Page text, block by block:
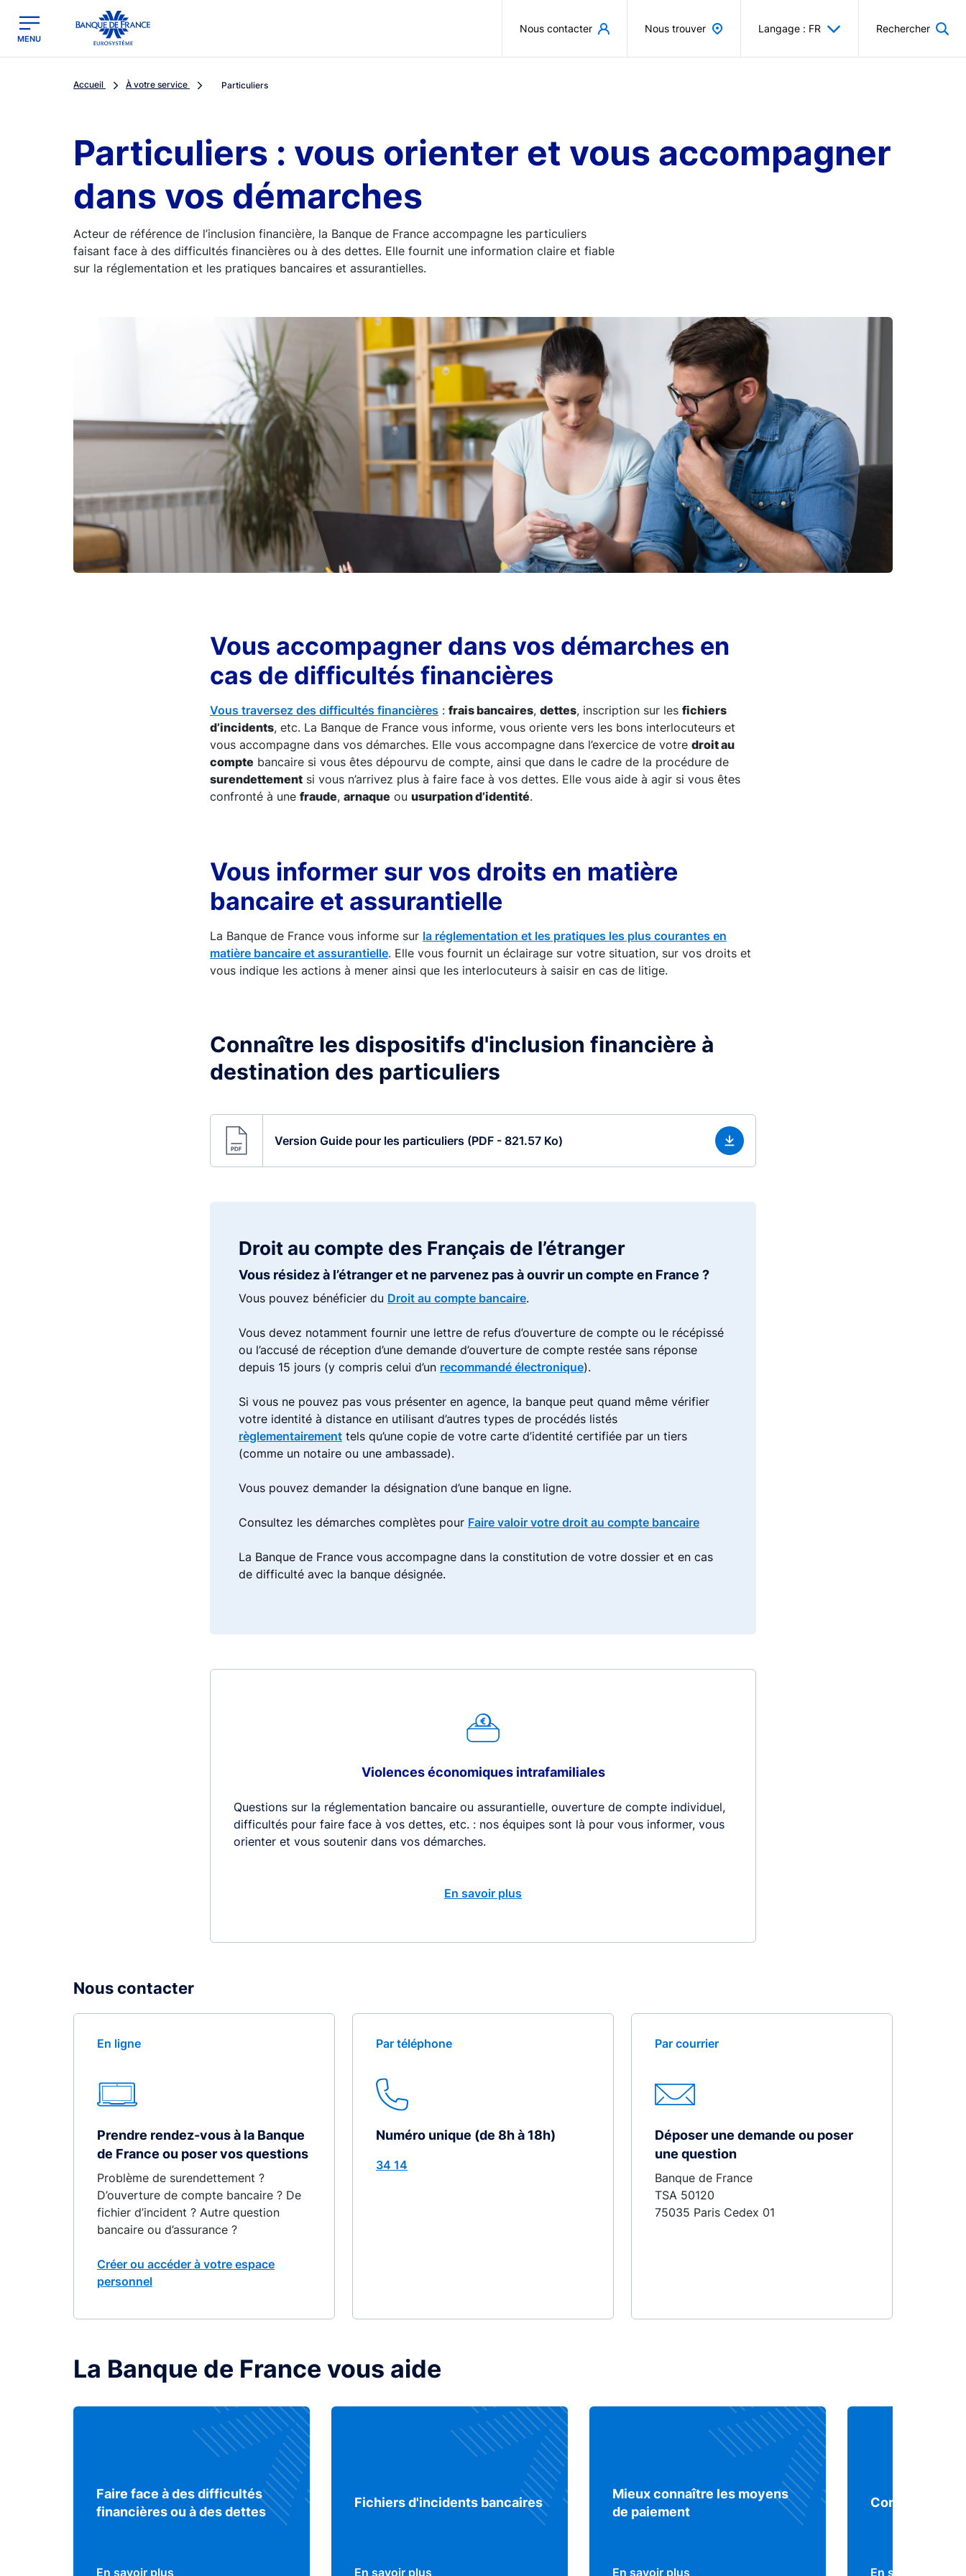
Banque de France - Menu Principal
MENU
Nous contacter Nous trouver Langage : FR Rechercher
Accueil À votre service Particuliers
Particuliers : vous orienter et vous accompagner
dans vos démarches
Acteur de référence de l’inclusion financière, la Banque de France accompagne les particuliers
faisant face à des difficultés financières ou à des dettes. Elle fournit une information claire et fiable
sur la réglementation et les pratiques bancaires et assurantielles.
Vous accompagner dans vos démarches en
cas de difficultés financières
Vous traversez des difficultés financières : frais bancaires, dettes, inscription sur les fichiers
d’incidents, etc. La Banque de France vous informe, vous oriente vers les bons interlocuteurs et
vous accompagne dans vos démarches. Elle vous accompagne dans l’exercice de votre droit au
compte bancaire si vous êtes dépourvu de compte, ainsi que dans le cadre de la procédure de
surendettement si vous n’arrivez plus à faire face à vos dettes. Elle vous aide à agir si vous êtes
confronté à une fraude, arnaque ou usurpation d’identité.
Vous informer sur vos droits en matière
bancaire et assurantielle
La Banque de France vous informe sur la réglementation et les pratiques les plus courantes en
matière bancaire et assurantielle. Elle vous fournit un éclairage sur votre situation, sur vos droits et
vous indique les actions à mener ainsi que les interlocuteurs à saisir en cas de litige.
Connaître les dispositifs d'inclusion financière à
destination des particuliers
Version Guide pour les particuliers (PDF - 821.57 Ko)
Droit au compte des Français de l’étranger
Vous résidez à l’étranger et ne parvenez pas à ouvrir un compte en France ?
Vous pouvez bénéficier du Droit au compte bancaire.
Vous devez notamment fournir une lettre de refus d’ouverture de compte ou le récépissé
ou l’accusé de réception d’une demande d’ouverture de compte restée sans réponse
depuis 15 jours (y compris celui d’un recommandé électronique).
Si vous ne pouvez pas vous présenter en agence, la banque peut quand même vérifier
votre identité à distance en utilisant d’autres types de procédés listés
règlementairement tels qu’une copie de votre carte d’identité certifiée par un tiers
(comme un notaire ou une ambassade).
Vous pouvez demander la désignation d’une banque en ligne.
Consultez les démarches complètes pour Faire valoir votre droit au compte bancaire
La Banque de France vous accompagne dans la constitution de votre dossier et en cas
de difficulté avec la banque désignée.
Violences économiques intrafamiliales
Questions sur la réglementation bancaire ou assurantielle, ouverture de compte individuel,
difficultés pour faire face à vos dettes, etc. : nos équipes sont là pour vous informer, vous
orienter et vous soutenir dans vos démarches.
En savoir plus
Nous contacter
En ligne
Prendre rendez-vous à la Banque
de France ou poser vos questions
Problème de surendettement ?
D’ouverture de compte bancaire ? De
fichier d’incident ? Autre question
bancaire ou d’assurance ?
Créer ou accéder à votre espace
personnel
Par téléphone
Numéro unique (de 8h à 18h)
34 14
Par courrier
Déposer une demande ou poser
une question
Banque de France
TSA 50120
75035 Paris Cedex 01
La Banque de France vous aide
Faire face à des difficultés
financières ou à des dettes
En savoir plus
Fichiers d'incidents bancaires
En savoir plus
Mieux connaître les moyens
de paiement
En savoir plus
Comprendre
En savoir plus